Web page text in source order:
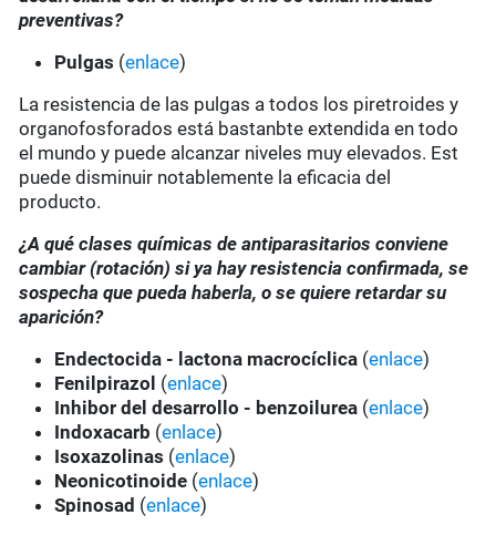
preventivas?
Pulgas (enlace)
La resistencia de las pulgas a todos los piretroides y
organofosforados está bastanbte extendida en todo
el mundo y puede alcanzar niveles muy elevados. Est
puede disminuir notablemente la eficacia del
producto.
¿A qué clases químicas de antiparasitarios conviene
cambiar (rotación) si ya hay resistencia confirmada, se
sospecha que pueda haberla, o se quiere retardar su
aparición?
Endectocida - lactona macrocíclica (enlace)
Fenilpirazol (enlace)
Inhibor del desarrollo - benzoilurea (enlace)
Indoxacarb (enlace)
Isoxazolinas (enlace)
Neonicotinoide (enlace)
Spinosad (enlace)